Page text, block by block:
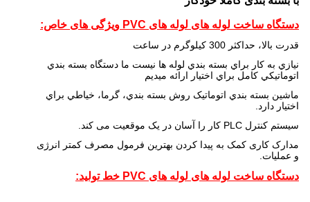
دستگاه ساخت لوله های لوله های PVC ویژگی های خاص:
قدرت بالا، حداکثر 300 کيلوگرم در ساعت
نيازي به کار براي بسته بندي لوله ها نيست ما دستگاه بسته بندي
اتوماتيكي کامل براي اختيار ارائه ميديم
ماشين بسته بندي اتوماتيک روش بسته بندي، گرما، خياطي براي
اختيار دارد.
سیستم کنترل PLC کار را آسان در یک موقعیت می کند.
مدارک کاری کمک به پیدا کردن بهترین فرمول مصرف کمتر انرژی
و عملیات.
دستگاه ساخت لوله های لوله های PVC خط تولید: